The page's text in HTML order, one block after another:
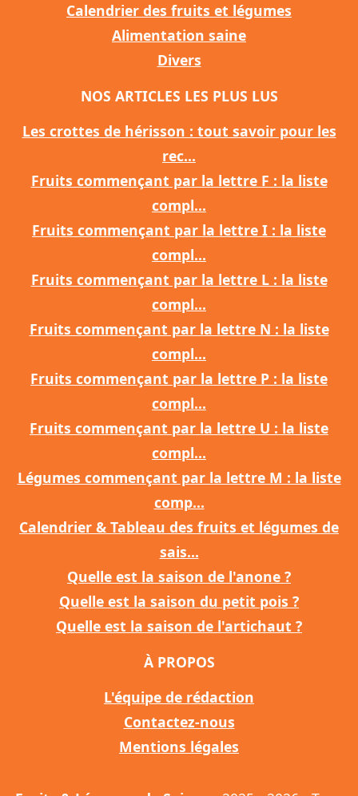
Calendrier des fruits et légumes
Alimentation saine
Divers
NOS ARTICLES LES PLUS LUS
Les crottes de hérisson : tout savoir pour les
rec...
Fruits commençant par la lettre F : la liste
compl...
Fruits commençant par la lettre I : la liste
compl...
Fruits commençant par la lettre L : la liste
compl...
Fruits commençant par la lettre N : la liste
compl...
Fruits commençant par la lettre P : la liste
compl...
Fruits commençant par la lettre U : la liste
compl...
Légumes commençant par la lettre M : la liste
comp...
Calendrier & Tableau des fruits et légumes de
sais...
Quelle est la saison de l'anone ?
Quelle est la saison du petit pois ?
Quelle est la saison de l'artichaut ?
À PROPOS
L'équipe de rédaction
Contactez-nous
Mentions légales